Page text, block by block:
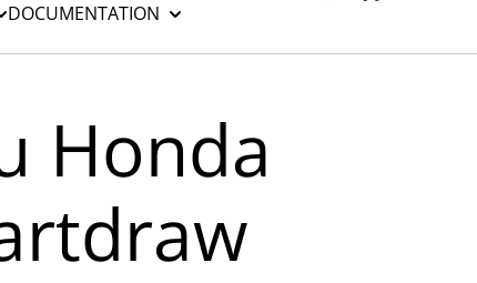
DOCUMENTATION
Honda